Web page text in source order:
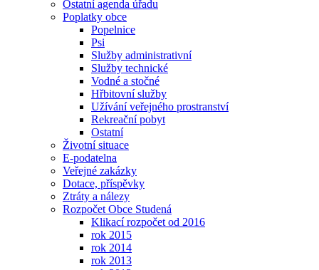
Ostatní agenda úřadu
Poplatky obce
Popelnice
Psi
Služby administrativní
Služby technické
Vodné a stočné
Hřbitovní služby
Užívání veřejného prostranství
Rekreační pobyt
Ostatní
Životní situace
E-podatelna
Veřejné zakázky
Dotace, příspěvky
Ztráty a nálezy
Rozpočet Obce Studená
Klikací rozpočet od 2016
rok 2015
rok 2014
rok 2013